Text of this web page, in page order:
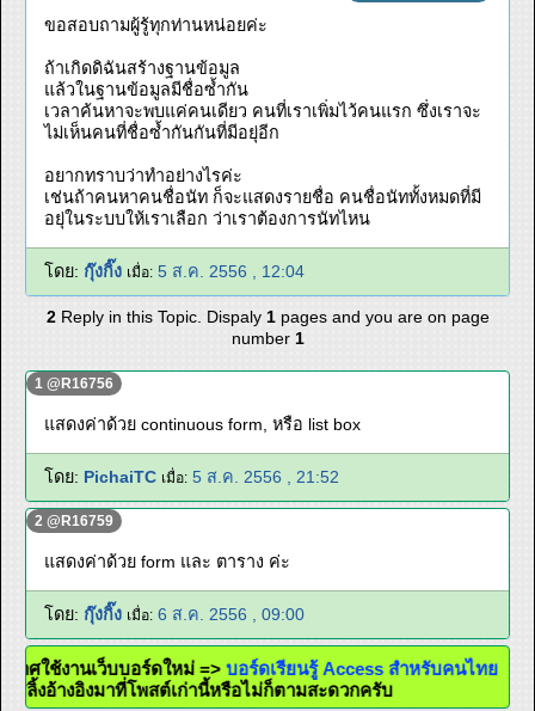
ขอสอบถามผู้รู้ทุกท่านหน่อยค่ะ
ถ้าเกิดดิฉันสร้างฐานข้อมูล
แล้วในฐานข้อมูลมีชื่อซ้ำกัน
เวลาค้นหาจะพบแค่คนเดียว คนที่เราเพิ่มไว้คนแรก ซึ่งเราจะ
ไม่เห็นคนที่ชื่อซ้ำกันกันที่มีอยุ่อีก
อยากทราบว่าทำอย่างไรค่ะ
เช่นถ้าคนหาคนชื่อนัท ก็จะแสดงรายชื่อ คนชื่อนัททั้งหมดที่มี
อยุ่ในระบบให้เราเลือก ว่าเราต้องการนัทไหน
โดย: กุ๊งกิ๊ง เมื่อ: 5 ส.ค. 2556 , 12:04
2Reply in this Topic. Dispaly 1 pages and you are on page
number 1
1 @R16756
แสดงค่าด้วย continuous form, หรือ list box
โดย: PichaiTC เมื่อ: 5 ส.ค. 2556 , 21:52
2 @R16759
แสดงค่าด้วย form และ ตาราง ค่ะ
โดย: กุ๊งกิ๊ง เมื่อ: 6 ส.ค. 2556 , 09:00
ะกาศใช้งานเว็บบอร์ดใหม่ =>บอร์ดเรียนรู้ Access สำหรับคนไทย
ใส่ลิ้งอ้างอิงมาที่โพสต์เก่านี้หรือไม่ก็ตามสะดวกครับ